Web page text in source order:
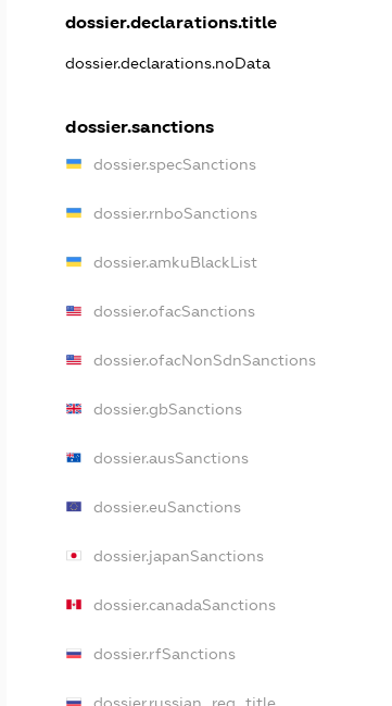
dossier.declarations.title
dossier.declarations.noData
dossier.sanctions
dossier.specSanctions
dossier.rnboSanctions
dossier.amkuBlackList
dossier.ofacSanctions
dossier.ofacNonSdnSanctions
dossier.gbSanctions
dossier.ausSanctions
dossier.euSanctions
dossier.japanSanctions
dossier.canadaSanctions
dossier.rfSanctions
dossier.russian_reg_title